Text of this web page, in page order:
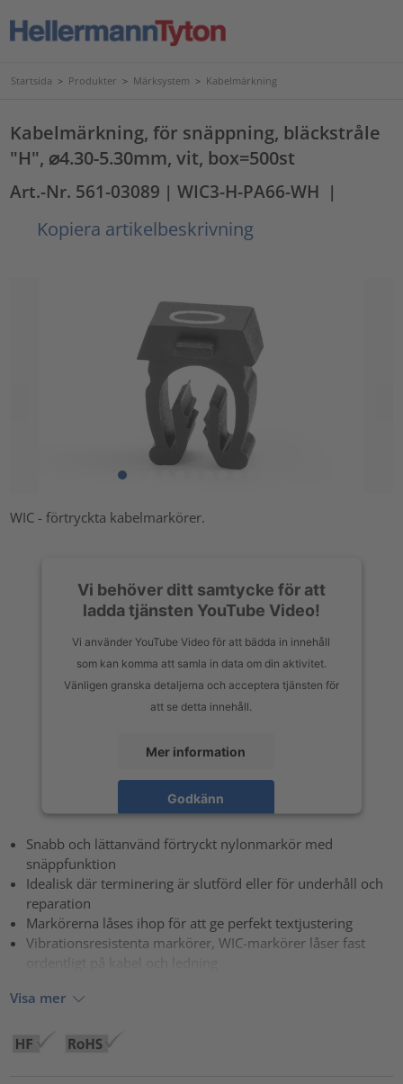
Startsida > Produkter > Märksystem > Kabelmärkning
Kabelmärkning, för snäppning, bläckstråle
"H", ⌀4.30-5.30mm, vit, box=500st
Art.-Nr. 561-03089 | WIC3-H-PA66-WH |
Kopiera artikelbeskrivning
WIC - förtryckta kabelmarkörer.
Vi behöver ditt samtycke för att
ladda tjänsten YouTube Video!
Vi använder YouTube Video för att bädda in innehåll
som kan komma att samla in data om din aktivitet.
Vänligen granska detaljerna och acceptera tjänsten för
att se detta innehåll.
Mer information
Godkänn
Snabb och lättanvänd förtryckt nylonmarkör med
snäppfunktion
Idealisk där terminering är slutförd eller för underhåll och
reparation
Markörerna låses ihop för att ge perfekt textjustering
Vibrationsresistenta markörer, WIC-markörer låser fast
Visa mer